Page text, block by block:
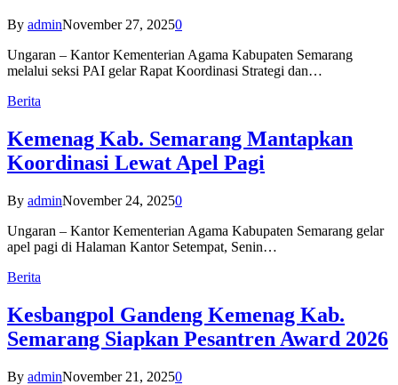
By adminNovember 27, 20250
Ungaran – Kantor Kementerian Agama Kabupaten Semarang
melalui seksi PAI gelar Rapat Koordinasi Strategi dan…
Berita
Kemenag Kab. Semarang Mantapkan
Koordinasi Lewat Apel Pagi
By adminNovember 24, 20250
Ungaran – Kantor Kementerian Agama Kabupaten Semarang gelar
apel pagi di Halaman Kantor Setempat, Senin…
Berita
Kesbangpol Gandeng Kemenag Kab.
Semarang Siapkan Pesantren Award 2026
By adminNovember 21, 20250